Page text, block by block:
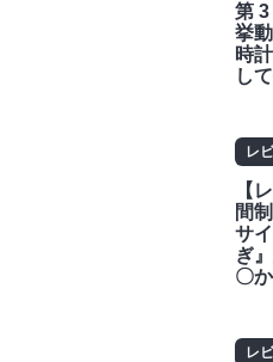
第
挙
時
し
レ
【
間
サ
ぎ
〇
レ